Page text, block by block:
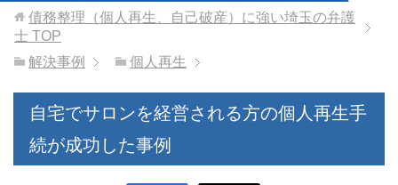
債務整理（個人再生、自己破産）に強い埼玉の弁護
士 TOP
解決事例
個人再生
自宅でサロンを経営される方の個人再生手
続が成功した事例